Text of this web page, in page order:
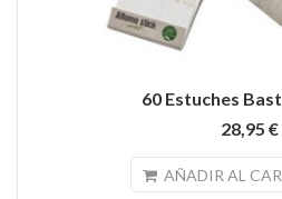
60 Estuches
28,95 €
AÑADIR AL